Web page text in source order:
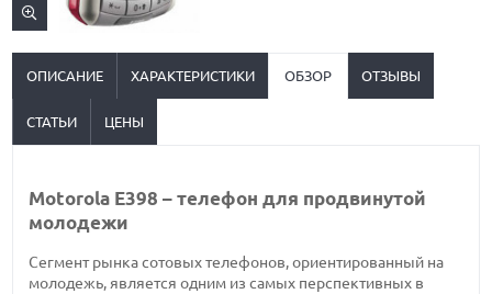
ОПИСАНИЕ ХАРАКТЕРИСТИКИ ОБЗОР ОТЗЫВЫ
СТАТЬИ ЦЕНЫ
Motorola E398 – телефон для продвинутой
молодежи
Сегмент рынка сотовых телефонов, ориентированный на
молодежь, является одним из самых перспективных в